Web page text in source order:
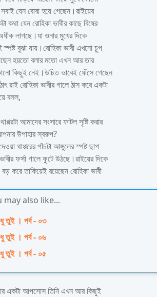
যেন বোবা হয়ে গেছেন।রাইয়ের
কথা যেন রোহিকা ভাবীর কাছে বিষের
লাগছে।যা ওনার মুখের দিকে
স্পষ্ট বুঝা যায়।রোহিকা ভাবী এখনো চুপ
হয়তো বলার মতো এখন আর তার
কিছুই নেই।উচিত ভাবেই ফেঁসে গেছেন
রাই রোহিকা ভাবীর গালে ঠাস করে একটা
বলল,
আমাদের সংসারে ফাটল সৃষ্টি করার
উপাহার স্বরুপ?
থাপ্পরের পাঁচটা আঙ্গুলের স্পষ্ট ছাপ
ফর্সা গালে ফুটে উঠছে।রাইয়ের দিকে
করে তাকিয়েই রয়েছেন রোহিকা ভাবী
may also like...
তুই । পর্ব - ০৩
তুই । পর্ব - ০৬
তুই । পর্ব - ০৫
একটা আপসোস তিনি এখন আর কিছুই